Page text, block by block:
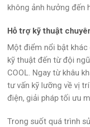
không ảnh hưởng đến
Hỗ trợ kỹ thuật
Một điểm nổi bật
kỹ thuật đến từ đội
COOL. Ngay từ khâu
tư vấn kỹ lưỡng về vị
điện, giải pháp tối ưu
Trong suốt quá trình